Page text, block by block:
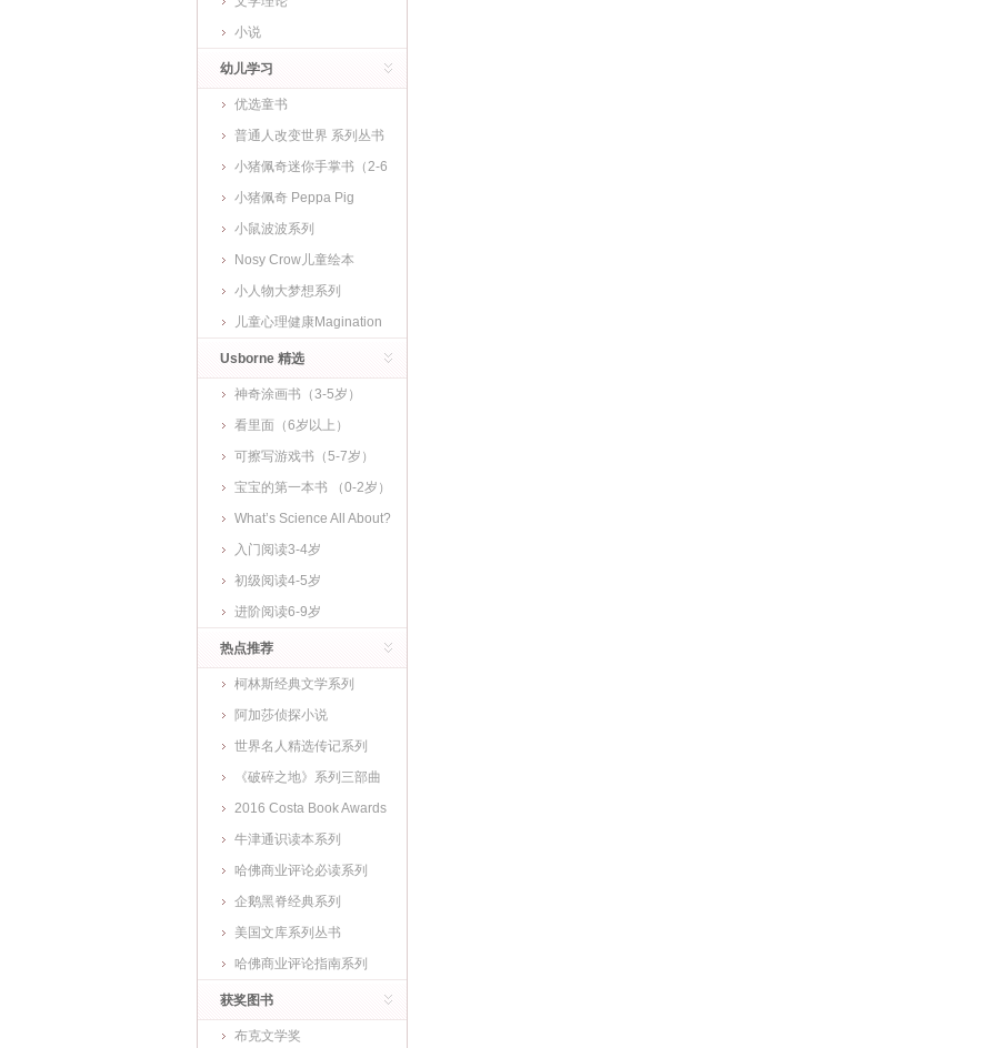
小说
幼儿学习
优选童书
普通人改变世界 系列丛书
小猪佩奇迷你手掌书（2-6
岁)
小猪佩奇 Peppa Pig
小鼠波波系列
Nosy Crow儿童绘本
小人物大梦想系列
儿童心理健康Magination
Press
Usborne 精选
神奇涂画书（3-5岁）
看里面（6岁以上）
可擦写游戏书（5-7岁）
宝宝的第一本书 （0-2岁）
What’s Science All About?
入门阅读3-4岁
初级阅读4-5岁
进阶阅读6-9岁
热点推荐
柯林斯经典文学系列
阿加莎侦探小说
世界名人精选传记系列
《破碎之地》系列三部曲
2016 Costa Book Awards
牛津通识读本系列
哈佛商业评论必读系列
企鹅黑脊经典系列
美国文库系列丛书
哈佛商业评论指南系列
获奖图书
布克文学奖